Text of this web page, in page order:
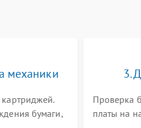
механики
бумаги,
3.
Проверка
платы на